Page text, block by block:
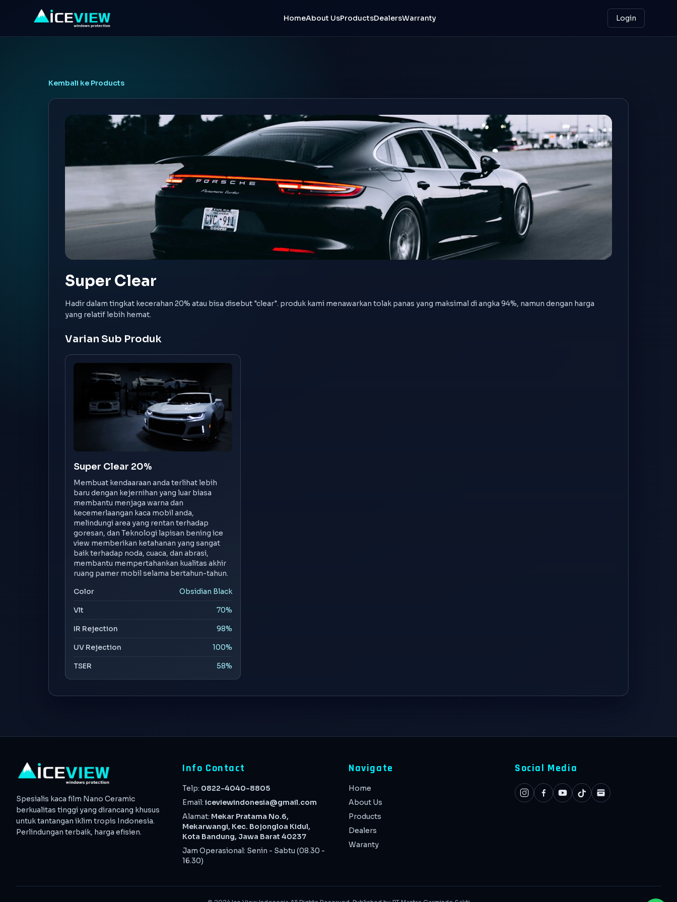
HomeAbout UsProductsDealersWarranty Login
Kembali ke Products
Super Clear
Hadir dalam tingkat kecerahan 20% atau bisa disebut "clear". produk kami menawarkan tolak panas yang maksimal di angka 94%, namun dengan harga
yang relatif lebih hemat.
Varian Sub Produk
Super Clear 20%
Membuat kendaaraan anda terlihat lebih
baru dengan kejernihan yang luar biasa
membantu menjaga warna dan
kecemerlaangan kaca mobil anda,
melindungi area yang rentan terhadap
goresan, dan Teknologi lapisan bening ice
view memberikan ketahanan yang sangat
baik terhadap noda, cuaca, dan abrasi,
membantu mempertahankan kualitas akhir
ruang pamer mobil selama bertahun-tahun.
Color
Obsidian Black
Vlt 70%
IR Rejection 98%
UV Rejection 100%
TSER 58%
Spesialis kaca film Nano Ceramic
berkualitas tinggi yang dirancang khusus
untuk tantangan iklim tropis Indonesia.
Perlindungan terbaik, harga efisien.
Info Contact
Telp: 0822-4040-8805
Email: iceviewindonesia@gmail.com
Alamat: Mekar Pratama No.6,
Mekarwangi, Kec. Bojongloa Kidul,
Kota Bandung, Jawa Barat 40237
Jam Operasional: Senin - Sabtu (08.30 -
16.30)
Navigate
Home
About Us
Products
Dealers
Waranty
Social Media